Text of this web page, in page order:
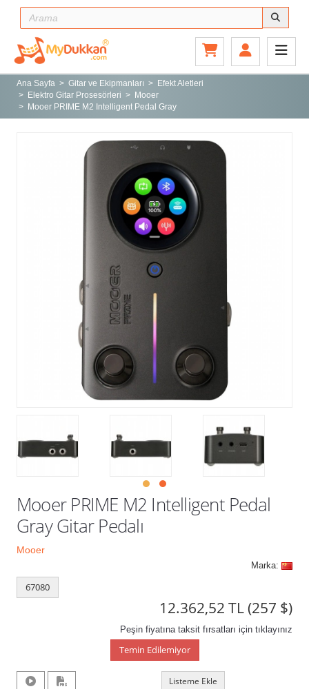
Ana Sayfa
Gitar ve Ekipmanları
Sahne ve Stüdyo
Türk Müziği Enstrümanları
Ana Sayfa Gitar ve Ekipmanları
Efekt Aletleri
Elektro Gitar Prosesörleri
Mooer
Mooer PRIME M2 Intelligent Pedal Gray
Mooer PRIME M2 Intelligent Pedal
Gray Gitar Pedalı
Mooer
Marka:
67080
12.362,52 TL(257 $)
Peşin fiyatına taksit fırsatları için tıklayınız
Temin Edilemiyor
Listeme Ekle